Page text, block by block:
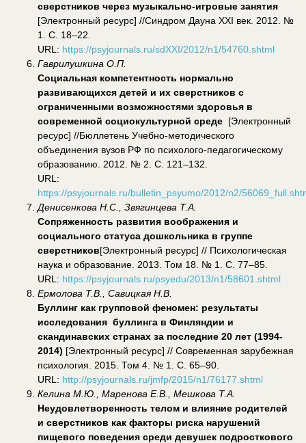
сверстников через музыкально-игровые занятия
[Электронный ресурс] //Синдром Дауна XXI век. 2012. №
1. С. 18–22.
URL: https://psyjournals.ru/sdXXI/2012/n1/54760.shtml
Гаврилушкина О.П.
Социальная компетентность нормально
развивающихся детей и их сверстников с
ограниченными возможностями здоровья в
современной социокультурной среде [Электронный
ресурс] //Бюллетень Учебно-методического
объединения вузов РФ по психолого-педагогическому
образованию. 2012. № 2. С. 121–132.
URL:
https://psyjournals.ru/bulletin_psyumo/2012/n2/
Денисенкова Н.С., Звягинцева Т.А.
Сопряженность развития воображения и
социального статуса дошкольника в группе
сверстников[Электронный ресурс] // Психологическая
наука и образование. 2013. Том 18. № 1. С. 77–85.
URL: https://psyjournals.ru/psyedu/2013/n1/58601.shtml
Ермолова Т.В., Савицкая Н.В.
Буллинг как групповой феномен: результаты
исследования буллинга в Финляндии и
скандинавских странах за последние 20 лет (1994-
2014) [Электронный ресурс] // Современная зарубежная
психология. 2015. Том 4. № 1. С. 65–90.
URL: http://psyjournals.ru/jmfp/2015/n1/76177.shtml
Келина М.Ю., Маренова Е.В., Мешкова Т.А.
Неудовлетворенность телом и влияние родителей
и сверстников как факторы риска нарушений
пищевого поведения среди девушек подросткового